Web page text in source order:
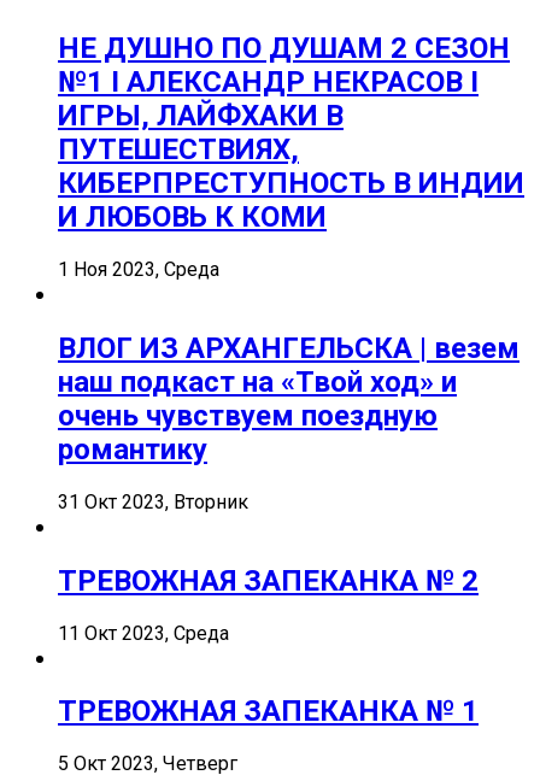
НЕ ДУШНО ПО ДУШАМ 2 СЕЗОН
№1 I АЛЕКСАНДР НЕКРАСОВ I
ИГРЫ, ЛАЙФХАКИ В
ПУТЕШЕСТВИЯХ,
КИБЕРПРЕСТУПНОСТЬ В ИНДИИ
И ЛЮБОВЬ К КОМИ
1 Ноя 2023, Среда
ВЛОГ ИЗ АРХАНГЕЛЬСКА | везем
наш подкаст на «Твой ход» и
очень чувствуем поездную
романтику
31 Окт 2023, Вторник
ТРЕВОЖНАЯ ЗАПЕКАНКА № 2
11 Окт 2023, Среда
ТРЕВОЖНАЯ ЗАПЕКАНКА № 1
5 Окт 2023, Четверг